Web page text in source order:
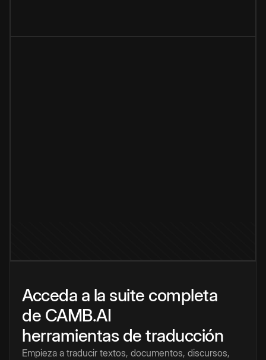
Acceda a la suite completa
de CAMB.AI
herramientas de traducción
Empieza a traducir textos, documentos, discursos,